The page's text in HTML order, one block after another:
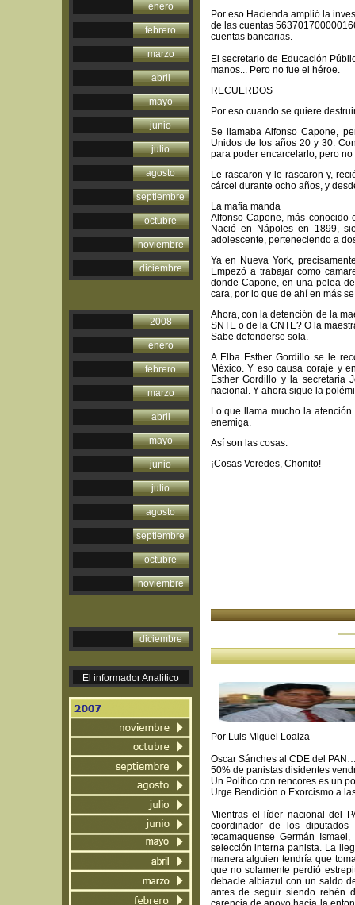
enero
febrero
marzo
abril
mayo
junio
julio
agosto
septiembre
octubre
noviembre
diciembre
2008
enero
febrero
marzo
abril
mayo
junio
julio
agosto
septiembre
octubre
noviembre
diciembre
El informador Analitico
Por eso Hacienda amplió la
de las cuentas
cuentas bancarias.
El secretario de Educación
manos... Pero no fue el héroe.
RECUERDOS
Por eso cuando se quiere
Se llamaba Alfonso Capone,
Unidos de los años 20 y 30.
para poder encarcelarlo, pero
Le rascaron y le rascaron y,
cárcel durante ocho años, y
La mafia manda
Alfonso Capone, más conocido
Nació en Nápoles en 1899,
adolescente, perteneciendo a
Ya en Nueva York,
Empezó a trabajar como
donde Capone, en una pelea
cara, por lo que de ahí en más
Ahora, con la detención de la
SNTE o de la CNTE? O la
Sabe defenderse sola.
A Elba Esther Gordillo se le
México. Y eso causa coraje y
Esther Gordillo y la secretaria
nacional. Y ahora sigue la
Lo que llama mucho la
enemiga.
Así son las cosas.
¡Cosas Veredes, Chonito!
Por Luis Miguel Loaiza
Oscar Sánches al CDE del
50% de panistas disidentes
Un Político con rencores es un
Urge Bendición o Exorcismo a
Mientras el líder nacional del
coordinador de los diputados
tecamaquense Germán
selección interna panista. La
manera alguien tendría que
que no solamente perdió
debacle albiazul con un saldo
antes de seguir siendo rehén